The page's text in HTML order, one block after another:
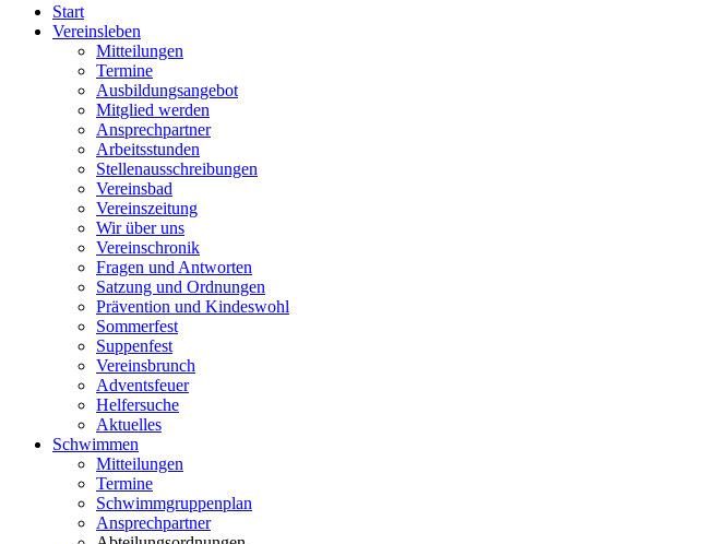
Start
Vereinsleben
Mitteilungen
Termine
Ausbildungsangebot
Mitglied werden
Ansprechpartner
Arbeitsstunden
Stellenausschreibungen
Vereinsbad
Vereinszeitung
Wir über uns
Vereinschronik
Fragen und Antworten
Satzung und Ordnungen
Prävention und Kindeswohl
Sommerfest
Suppenfest
Vereinsbrunch
Adventsfeuer
Helfersuche
Aktuelles
Schwimmen
Mitteilungen
Termine
Schwimmgruppenplan
Ansprechpartner